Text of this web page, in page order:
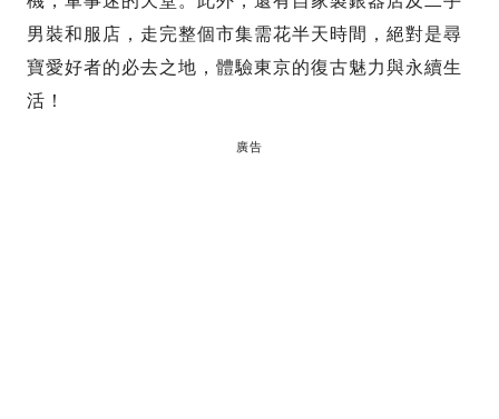
男裝和服店，走完整個市集需花半天時間，絕對是尋
寶愛好者的必去之地，體驗東京的復古魅力與永續生
活！
廣告